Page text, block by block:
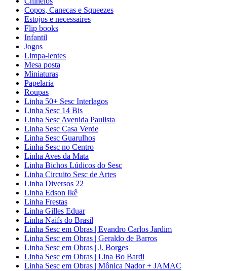
Copos, Canecas e Squeezes
Estojos e necessaires
Flip books
Infantil
Jogos
Limpa-lentes
Mesa posta
Miniaturas
Papelaria
Roupas
Linha 50+ Sesc Interlagos
Linha Sesc 14 Bis
Linha Sesc Avenida Paulista
Linha Sesc Casa Verde
Linha Sesc Guarulhos
Linha Sesc no Centro
Linha Aves da Mata
Linha Bichos Lúdicos do Sesc
Linha Circuito Sesc de Artes
Linha Diversos 22
Linha Edson Ikê
Linha Frestas
Linha Gilles Eduar
Linha Naifs do Brasil
Linha Sesc em Obras | Evandro Carlos Jardim
Linha Sesc em Obras | Geraldo de Barros
Linha Sesc em Obras | J. Borges
Linha Sesc em Obras | Lina Bo Bardi
Linha Sesc em Obras | Mônica Nador + JAMAC